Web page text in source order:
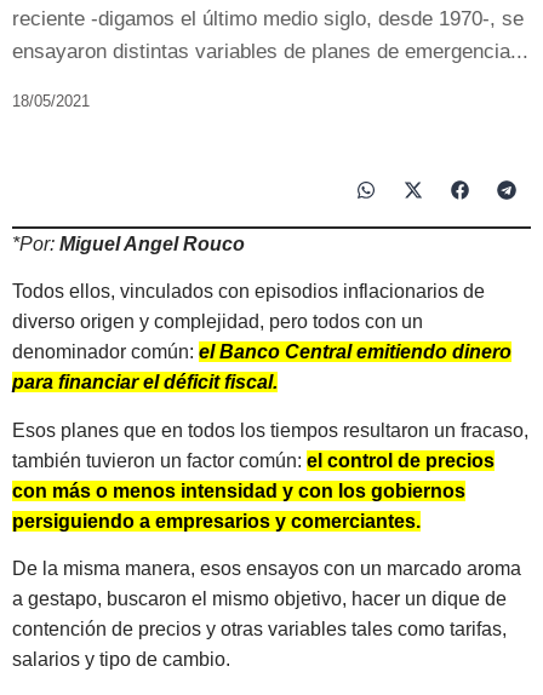
reciente -digamos el último medio siglo, desde 1970-, se
ensayaron distintas variables de planes de emergencia...
18/05/2021
*Por: Miguel Angel Rouco
Todos ellos, vinculados con episodios inflacionarios de
diverso origen y complejidad, pero todos con un
denominador común: el Banco Central emitiendo dinero
para financiar el déficit fiscal.
Esos planes que en todos los tiempos resultaron un fracaso,
también tuvieron un factor común: el control de precios
con más o menos intensidad y con los gobiernos
persiguiendo a empresarios y comerciantes.
De la misma manera, esos ensayos con un marcado aroma
a gestapo, buscaron el mismo objetivo, hacer un dique de
contención de precios y otras variables tales como tarifas,
salarios y tipo de cambio.